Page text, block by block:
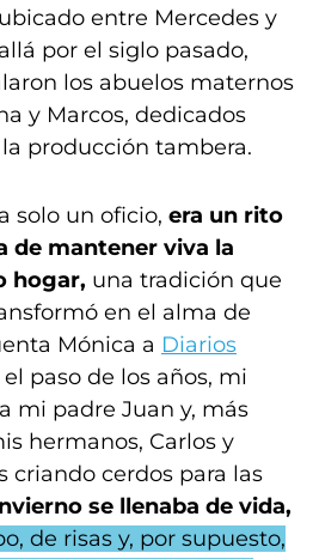
entre Mercedes y
por el siglo pasado,
los abuelos maternos
y Marcos, dedicados
producción tambera.
solo un oficio, era un rito
de mantener viva la
hogar, una tradición que
en el alma de
Mónica a Diarios
el paso de los años, mi
mi padre Juan y, más
hermanos, Carlos y
criando cerdos para las
se llenaba de vida,
de risas y, por supuesto,